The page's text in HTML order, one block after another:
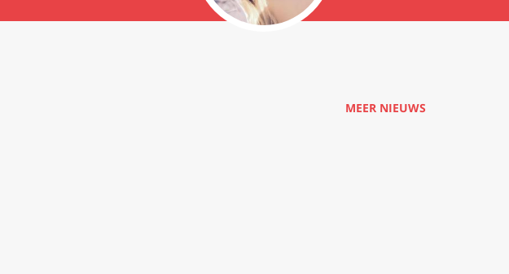
MEER NIEUWS